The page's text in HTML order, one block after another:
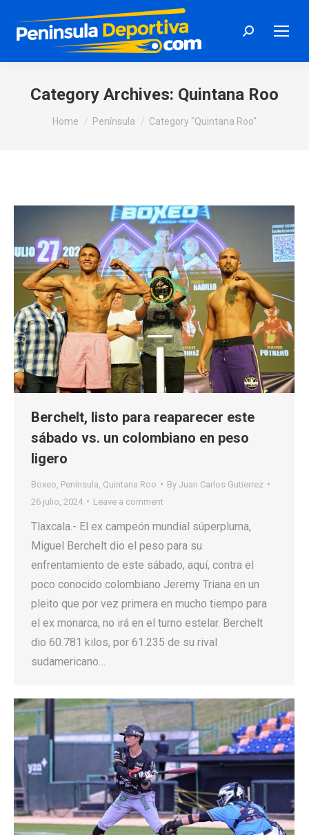
Search:
Category Archives: Quintana Roo
You are here:
Home Península Category "Quintana Roo"
Berchelt, listo para reaparecer este
sábado vs. un colombiano en peso
ligero
Boxeo Península Quintana Roo By Juan Carlos Gutierrez
26 julio, 2024
Leave a comment
Tlaxcala.- El ex campeón mundial súperpluma,
Miguel Berchelt dio el peso para su
enfrentamiento de este sábado, aquí, contra el
poco conocido colombiano Jeremy Triana en un
pleito que por vez primera en mucho tiempo para
el ex monarca, no irá en el turno estelar. Berchelt
dio 60.781 kilos, por 61.235 de su rival
sudamericano…